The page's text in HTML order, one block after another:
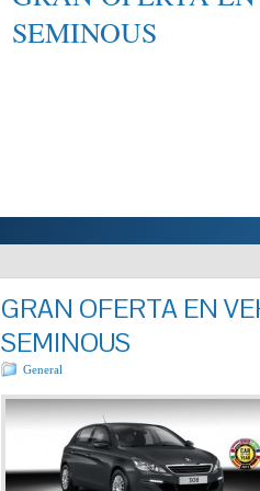
SEMINOUS
GRAN OFERTA EN
SEMINOUS
General